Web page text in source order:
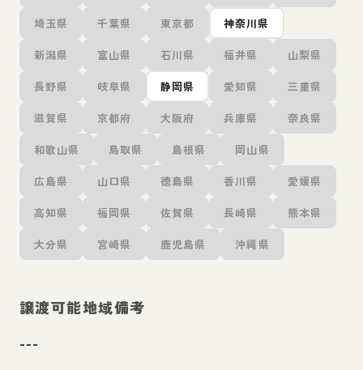
埼玉県 千葉県 東京都 神奈川県
新潟県 富山県 石川県 福井県 山梨県
長野県 岐阜県 静岡県 愛知県 三重県
滋賀県 京都府 大阪府 兵庫県 奈良県
和歌山県 鳥取県 島根県 岡山県
広島県 山口県 徳島県 香川県 愛媛県
高知県 福岡県 佐賀県 長崎県 熊本県
大分県 宮崎県 鹿児島県 沖縄県
譲渡可能地域備考
---